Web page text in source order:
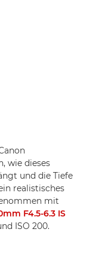
wie dieses
und die Tiefe
realistisches
mit
F4.5-6.3 IS
ISO 200.